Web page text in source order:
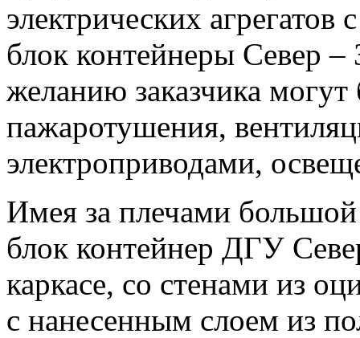
электрических
блок контейнеры Север
желанию заказчика
пажаротушения,
электроприводами,
Имея за плечами
блок контейнер ДГУ
каркасе, со стенами из
с нанесенным слоем из